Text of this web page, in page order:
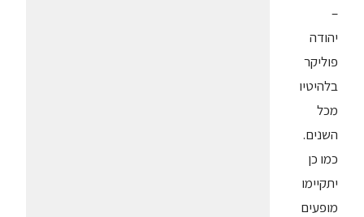
–
יהודה
פוליקר
בלהיטיו
מכל
השנים.
כמו כן
יתקיימו
מופעים